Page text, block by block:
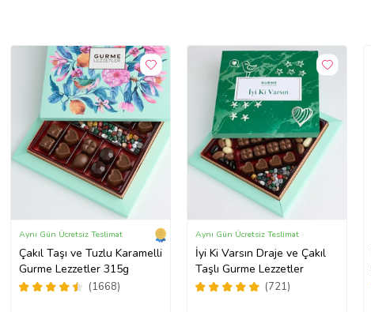
Çakıl Taşı ve Tuzlu Karamelli
Gurme Lezzetler 315g
(1668)
Aynı Gün Ücretsiz Teslimat
İyi Ki Varsın Draje ve Çakıl
Taşlı Gurme Lezzetler
(721)
Aynı Gün Ücretsiz Teslimat